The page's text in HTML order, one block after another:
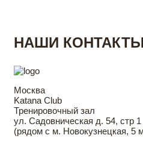
НАШИ КОНТАКТЫ
Москва
Katana Club
Тренировочный зал
ул. Садовническая д. 54, стр 1
(рядом с м. Новокузнецкая, 5